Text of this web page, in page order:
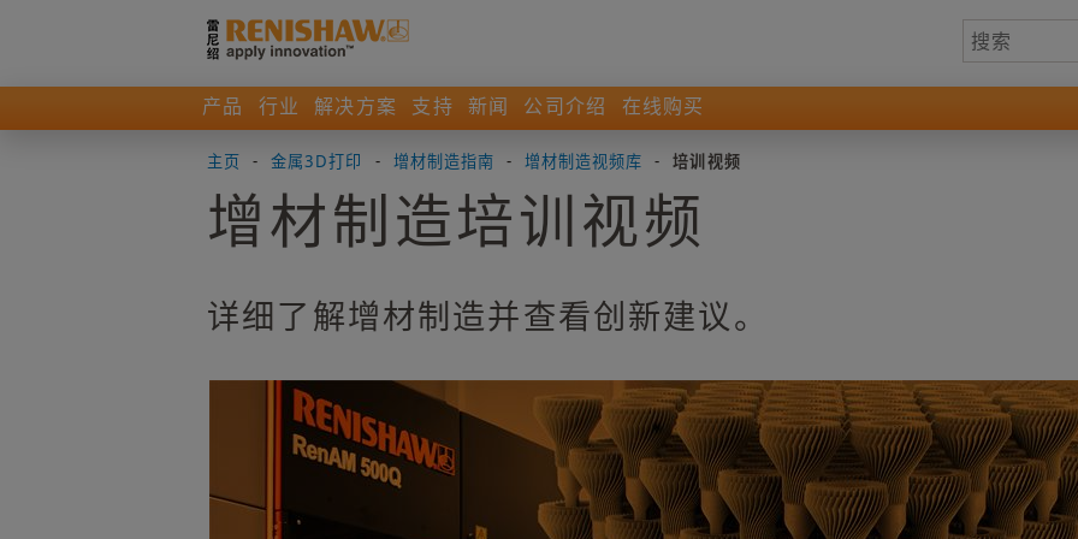
产品 行业 解决方案 支持 新闻 公司介绍 在线购买
主页 - 金属3D打印 - 增材制造指南 - 增材制造视频库 - 培训视频
增材制造培训视频
详细了解增材制造并查看创新建议。